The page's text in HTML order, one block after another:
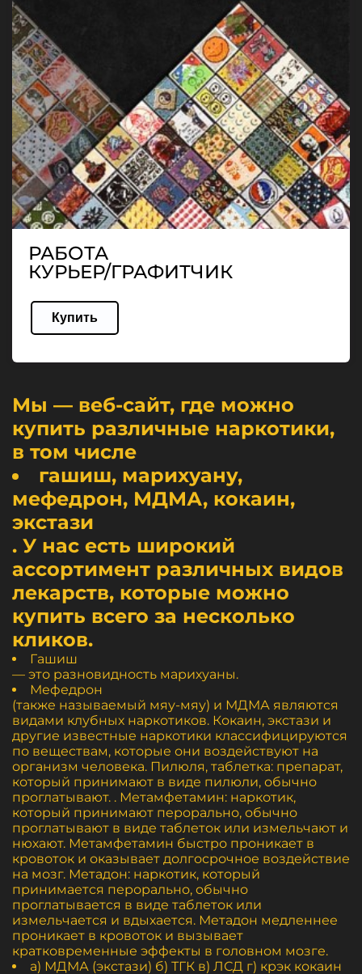
РАБОТА
КУРЬЕР/ГРАФИТЧИК
Купить
Мы — веб-сайт, где можно
купить различные наркотики,
в том числе
гашиш, марихуану,
мефедрон, МДМА, кокаин,
экстази
. У нас есть широкий
ассортимент различных видов
лекарств, которые можно
купить всего за несколько
кликов.
Гашиш
— это разновидность марихуаны.
Мефедрон
(также называемый мяу-мяу) и МДМА являются
видами клубных наркотиков. Кокаин, экстази и
другие известные наркотики классифицируются
по веществам, которые они воздействуют на
организм человека. Пилюля, таблетка: препарат,
который принимают в виде пилюли, обычно
проглатывают. . Метамфетамин: наркотик,
который принимают перорально, обычно
проглатывают в виде таблеток или измельчают и
нюхают. Метамфетамин быстро проникает в
кровоток и оказывает долгосрочное воздействие
на мозг. Метадон: наркотик, который
принимается перорально, обычно
проглатывается в виде таблеток или
измельчается и вдыхается. Метадон медленнее
проникает в кровоток и вызывает
кратковременные эффекты в головном мозге.
а) МДМА (экстази) б) ТГК в) ЛСД г) крэк кокаин